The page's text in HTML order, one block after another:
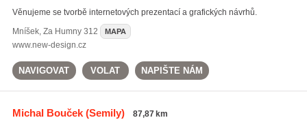
Věnujeme se tvorbě internetových prezentací a grafických návrhů.
Mníšek, Za Humny 312 MAPA
www.new-design.cz
NAVIGOVAT VOLAT NAPIŠTE NÁM
Michal Bouček(Semily) 87,87 km